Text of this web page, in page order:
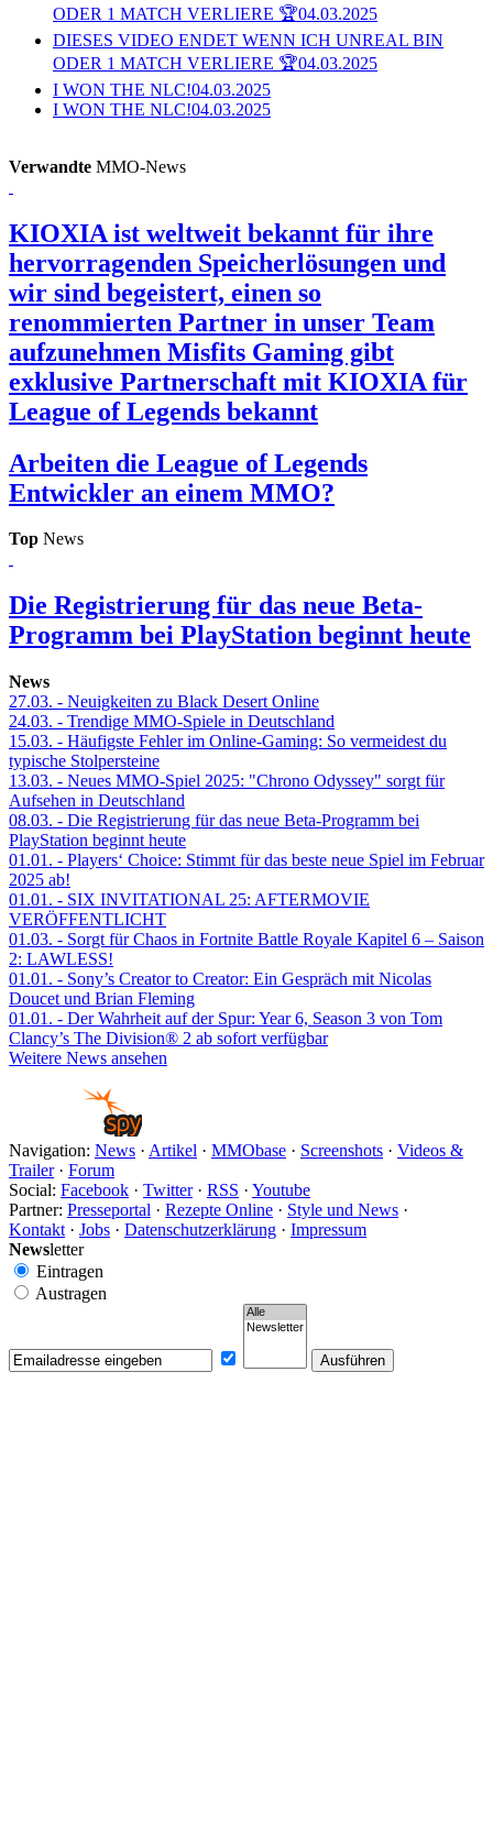
ODER 1 MATCH VERLIERE 🏆04.03.2025
DIESES VIDEO ENDET WENN ICH UNREAL BIN
ODER 1 MATCH VERLIERE 🏆04.03.2025
I WON THE NLC!04.03.2025
I WON THE NLC!04.03.2025
Verwandte MMO-News
KIOXIA ist weltweit bekannt für ihre
hervorragenden Speicherlösungen und
wir sind begeistert, einen so
renommierten Partner in unser Team
aufzunehmen Misfits Gaming gibt
exklusive Partnerschaft mit KIOXIA für
League of Legends bekannt
Arbeiten die League of Legends
Entwickler an einem MMO?
Top News
Die Registrierung für das neue Beta-
Programm bei PlayStation beginnt heute
News
27.03. - Neuigkeiten zu Black Desert Online
24.03. - Trendige MMO-Spiele in Deutschland
15.03. - Häufigste Fehler im Online-Gaming: So vermeidest du
typische Stolpersteine
13.03. - Neues MMO-Spiel 2025: "Chrono Odyssey" sorgt für
Aufsehen in Deutschland
08.03. - Die Registrierung für das neue Beta-Programm bei
PlayStation beginnt heute
01.01. - Players‘ Choice: Stimmt für das beste neue Spiel im Februar
2025 ab!
01.01. - SIX INVITATIONAL 25: AFTERMOVIE
VERÖFFENTLICHT
01.03. - Sorgt für Chaos in Fortnite Battle Royale Kapitel 6 – Saison
2: LAWLESS!
01.01. - Sony’s Creator to Creator: Ein Gespräch mit Nicolas
Doucet und Brian Fleming
01.01. - Der Wahrheit auf der Spur: Year 6, Season 3 von Tom
Clancy’s The Division® 2 ab sofort verfügbar
Weitere News ansehen
Navigation: News · Artikel · MMObase · Screenshots · Videos &
Trailer· Forum
Social: Facebook · Twitter· RSS · Youtube
Partner: Presseportal · Rezepte Online · Style und News ·
Kontakt · Jobs · Datenschutzerklärung · Impressum
Newsletter
Eintragen
Austragen